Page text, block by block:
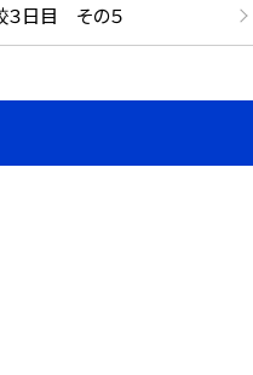
３日目 その５